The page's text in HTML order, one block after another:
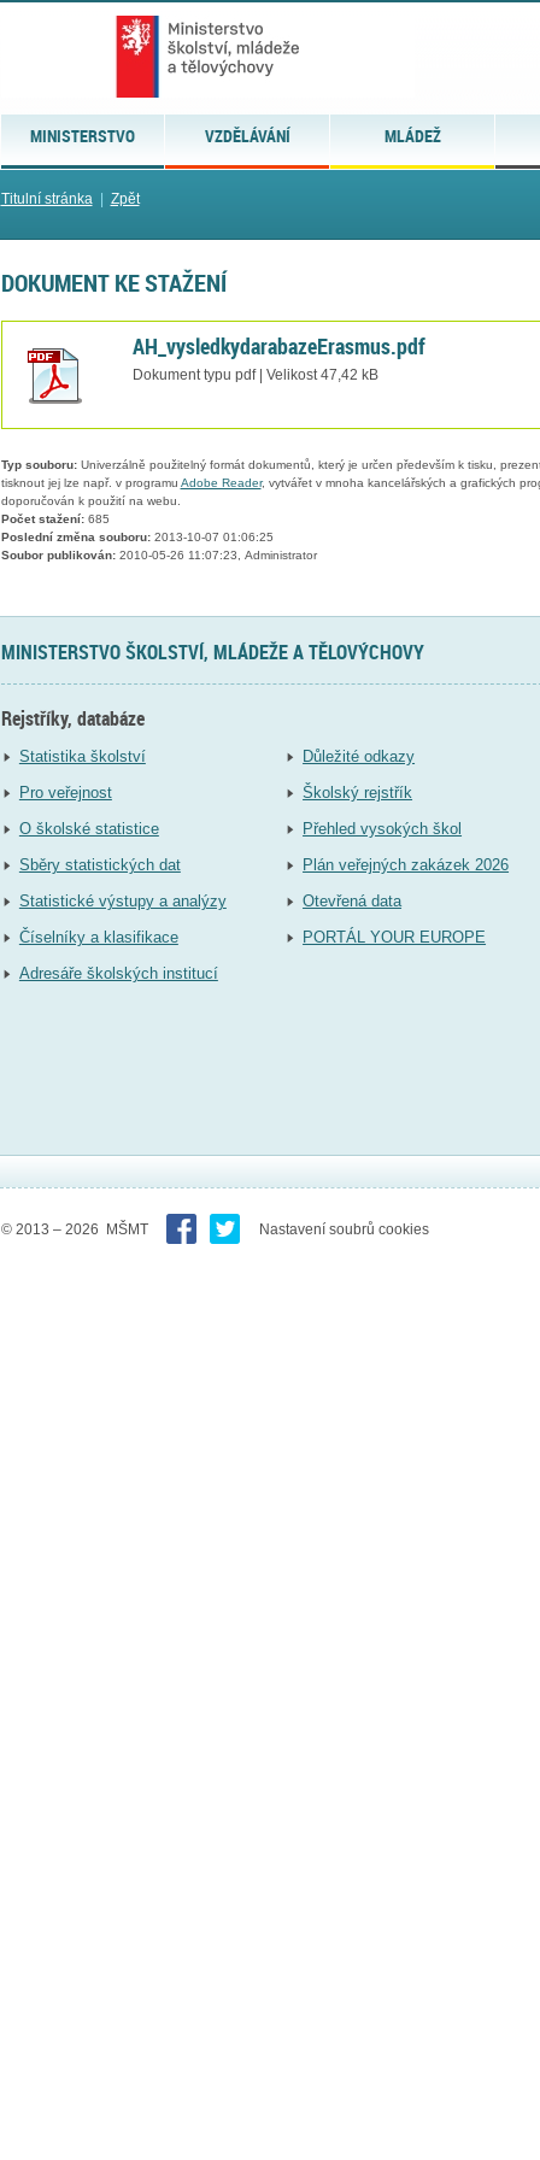
MINISTERSTVO VZDĚLÁVÁNÍ MLÁDEŽ
Titulní stránka| Zpět
DOKUMENT KE STAŽENÍ
AH_vysledkydarabazeErasmus.pdf
Dokument typu pdf | Velikost 47,42 kB
Typ souboru:Univerzálně použitelný formát dokumentů, který je určen především k tisku,
tisknout jej lze např. v programu Adobe Reader, vytvářet v mnoha kancelářských a grafických
doporučován k použití na webu.
Počet stažení:685
Poslední změna souboru:2013-10-07 01:06:25
Soubor publikován:2010-05-26 11:07:23, Administrator
MINISTERSTVO ŠKOLSTVÍ, MLÁDEŽE A TĚLOVÝCHOVY
Rejstříky, databáze
Statistika školství
Pro veřejnost
O školské statistice
Sběry statistických dat
Statistické výstupy a analýzy
Číselníky a klasifikace
Adresáře školských institucí
Důležité odkazy
Školský rejstřík
Přehled vysokých škol
Plán veřejných zakázek 2026
Otevřená data
PORTÁL YOUR EUROPE
© 2013 – 2026 MŠMT Nastavení soubrů cookies